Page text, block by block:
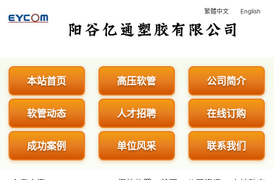
阳谷亿通塑胶有限公司 - 专业生产
繁體中文 English
本站首页 高压软管 公司简介
软管动态 人才招聘 在线订购
成功案例 单位风采 联系我们